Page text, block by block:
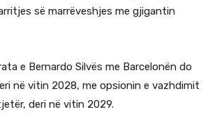
së marrëveshjes me gjigantin
e Bernardo Silvës me Barcelonën do
në vitin 2028, me opsionin e vazhdimit
deri në vitin 2029.